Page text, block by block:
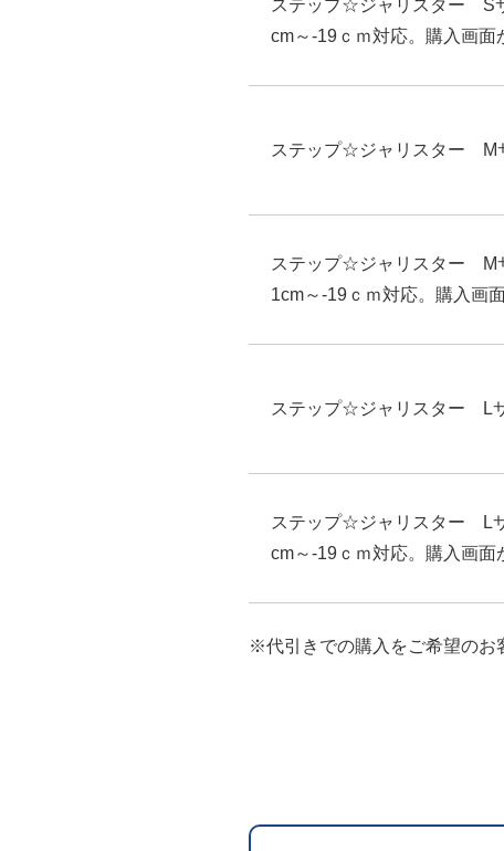
ステップ☆ジャリスタ
cm～-19ｃｍ対応。購入画面
ステップ☆ジャリスター M
ステップ☆ジャリスタ
1cm～-19ｃｍ対応。購入画
ステップ☆ジャリスター L
ステップ☆ジャリスタ
cm～-19ｃｍ対応。購入画面
※代引きでの購入をご希望のお